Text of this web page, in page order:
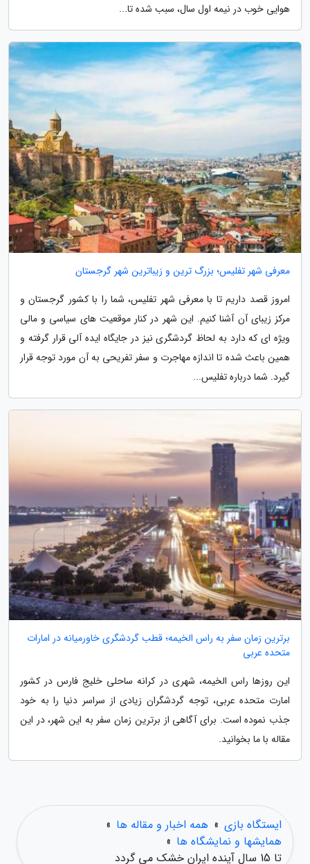
هوایی خوب در نیمه اول سال، سبب شده تا...
معرفی شهر تفلیس؛ بزرگ ترین و زیباترین شهر گرجستان
امروز قصد داریم تا با معرفی شهر تفلیس، شما را با کشور گرجستان و
مرکز زیبای آن آشنا کنیم. این شهر در کنار موقعیت های سیاسی و مالی
ویژه ای که دارد به لحاظ گردشگری نیز در جایگاه ایده آلی قرار گرفته و
همین باعث شده تا اندازه مهاجرت و سفر تفریحی به آن مورد توجه قرار
گیرد. شما درباره تفلیس...
برترین زمان سفر به راس الخیمه؛ قطب گردشگری خاورمیانه در امارات
متحده عربی
این روزها راس الخیمه، شهری در کرانه ساحلی خلیج فارس در کشور
امارت متحده عربی، توجه گردشگران زیادی از سراسر دنیا را به خود
جذب نموده است. برای آگاهی از برترین زمان سفر به این شهر، در این
مقاله با ما بخوانید.
ایستگاه بازی » همه اخبار و مقاله ها »
همایشها و نمایشگاه ها »
تا 15 سال آینده ایران خشک می گردد